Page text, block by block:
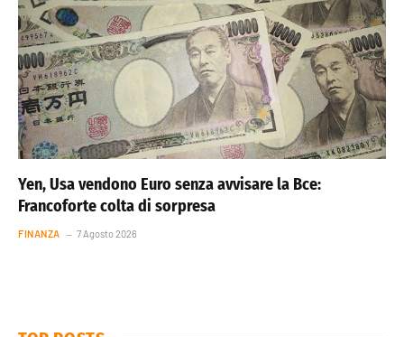
Yen, Usa vendono Euro senza avvisare la Bce:
Francoforte colta di sorpresa
FINANZA 7 Agosto 2026